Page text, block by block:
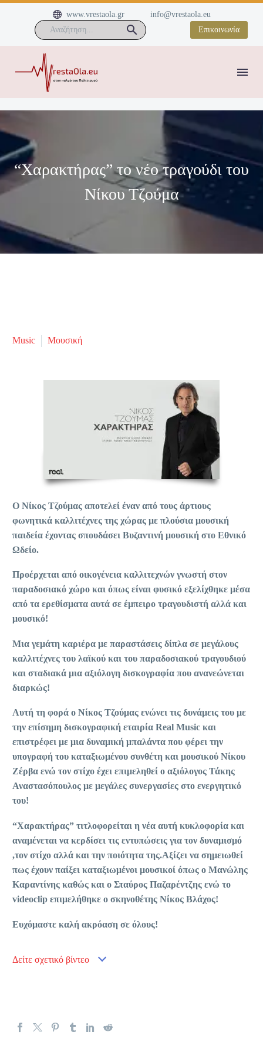

 www.vrestaola.gr
info@vrestaola.eu
Επικοινωνία
“Χαρακτήρας” το νέο τραγούδι του
Νίκου Τζούμα
Music Μουσική
Ο Νίκος Τζούμας αποτελεί έναν από τους άρτιους
φωνητικά καλλιτέχνες της χώρας με πλούσια μουσική
παιδεία έχοντας σπουδάσει Βυζαντινή μουσική στο Εθνικό
Ωδείο.
Προέρχεται από οικογένεια καλλιτεχνών γνωστή στον
παραδοσιακό χώρο και όπως είναι φυσικό εξελίχθηκε μέσα
από τα ερεθίσματα αυτά σε έμπειρο τραγουδιστή αλλά και
μουσικό!
Μια γεμάτη καριέρα με παραστάσεις δίπλα σε μεγάλους
καλλιτέχνες του λαϊκού και του παραδοσιακού τραγουδιού
και σταδιακά μια αξιόλογη δισκογραφία που ανανεώνεται
διαρκώς!
Αυτή τη φορά ο Νίκος Τζούμας ενώνει τις δυνάμεις του με
την επίσημη δισκογραφική εταιρία Real Music και
επιστρέφει με μια δυναμική μπαλάντα που φέρει την
υπογραφή του καταξιωμένου συνθέτη και μουσικού Νίκου
Ζέρβα ενώ τον στίχο έχει επιμεληθεί ο αξιόλογος Τάκης
Αναστασόπουλος με μεγάλες συνεργασίες στο ενεργητικό
του!
“Χαρακτήρας” τιτλοφορείται η νέα αυτή κυκλοφορία και
αναμένεται να κερδίσει τις εντυπώσεις για τον δυναμισμό
,τον στίχο αλλά και την ποιότητα της.Αξίζει να σημειωθεί
πως έχουν παίξει καταξιωμένοι μουσικοί όπως ο Μανώλης
Καραντίνης καθώς και ο Σταύρος Παζαρέντζης ενώ το
videoclip επιμελήθηκε ο σκηνοθέτης Νίκος Βλάχος!
Ευχόμαστε καλή ακρόαση σε όλους!
Δείτε σχετικό βίντεο